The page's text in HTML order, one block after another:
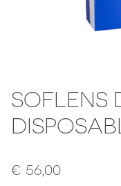
SOFLENS
€ 56,00